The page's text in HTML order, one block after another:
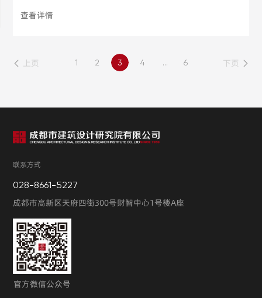
街300号财智中心1栋A座 1．3 比选采购时间：2022年3月11
日 2．比选内容 欧特克AutoCAD软件采购 3．比选申请人要
查看详情
上页 1 2 3 4 ... 6 下页
联系方式
028-8661-5227
成都市高新区天府四街300号财智中心1号楼A座
官方微信公众号